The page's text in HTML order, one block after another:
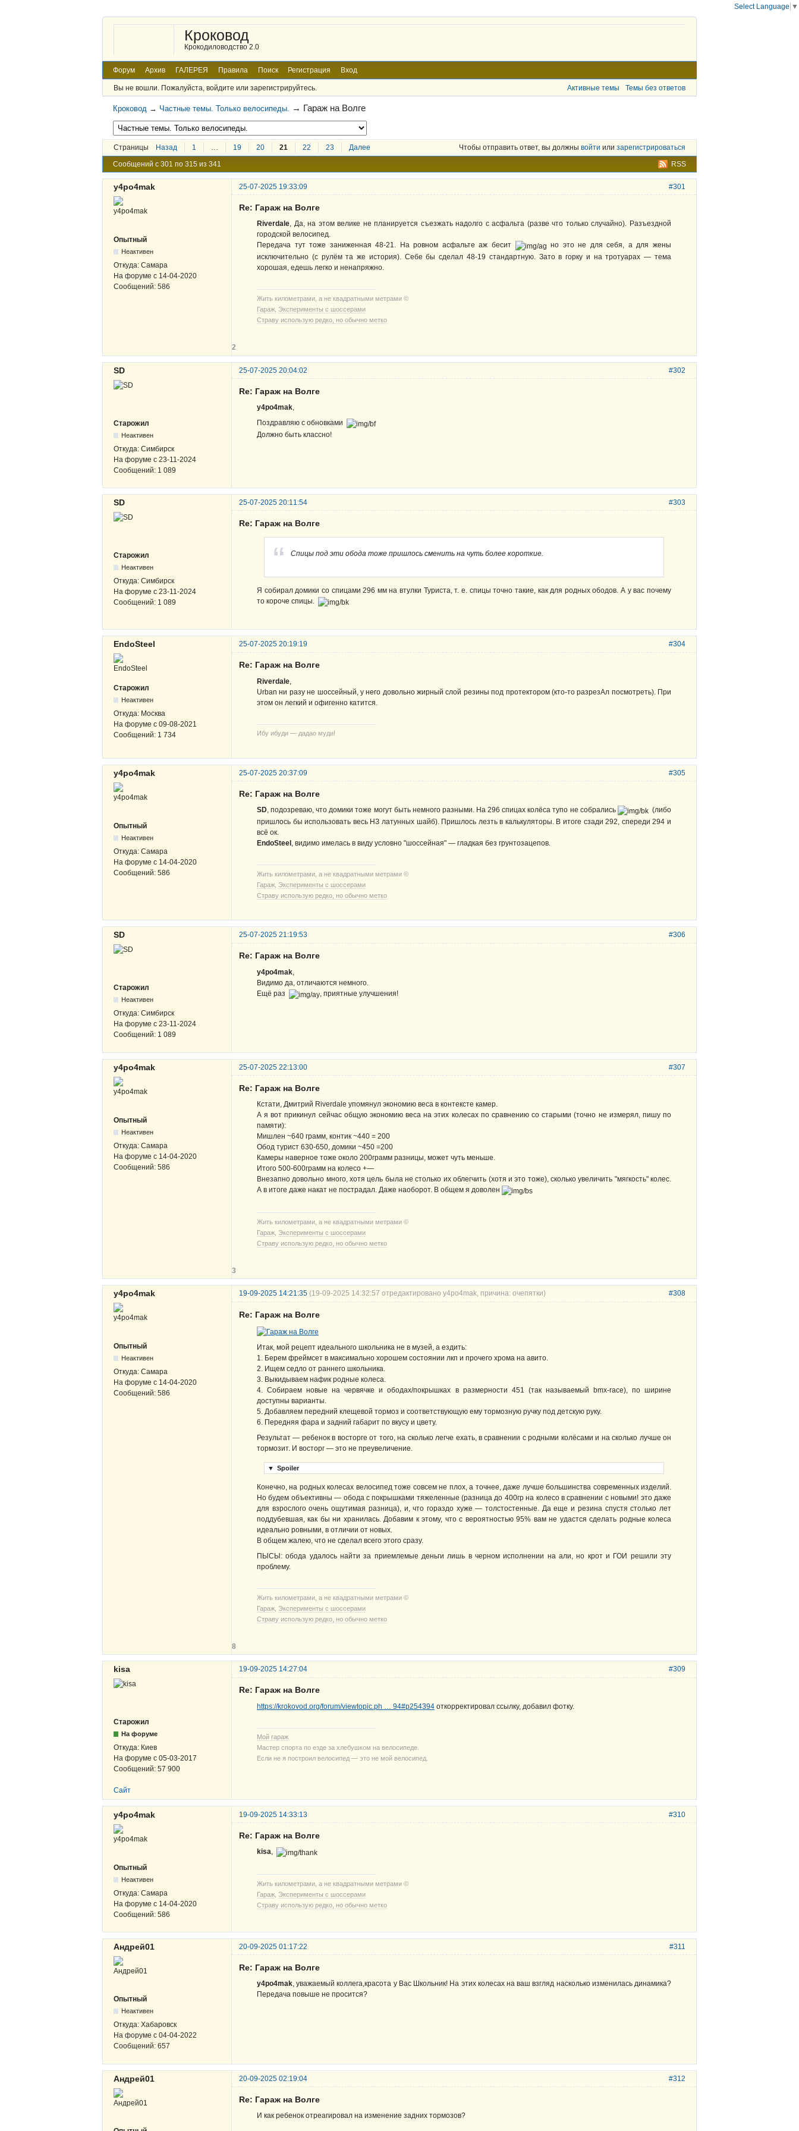
Кроковод
Крокодиловодство 2.0
Форум Архив ГАЛЕРЕЯ Правила Поиск Регистрация Вход
Вы не вошли. Пожалуйста, войдите или зарегистрируйтесь. Активные темы Темы без ответов
Кроковод → Частные темы. Только велосипеды. → Гараж на Волге
Страницы Назад 1 … 19 20 21 22 23 Далее Чтобы отправить ответ, вы должны войти или зарегистрироваться
RSS
Сообщений с 301 по 315 из 341
#301
y4po4mak 25-07-2025 19:33:09
Опытный
Неактивен
Откуда: Самара
На форуме с 14-04-2020
Сообщений: 586
Re: Гараж на Волге
Riverdale, Да, на этом велике не планируется съезжать надолго с асфальта (разве что только случайно). Разъездной
городской велосипед.
Передача тут тоже заниженная 48-21. На ровном асфальте аж бесит
но это не для себя, а для жены
исключительно (с рулём та же история). Себе бы сделал 48-19 стандартную. Зато в горку и на тротуарах — тема
хорошая, едешь легко и ненапряжно.
Жить километрами, а не квадратными метрами ©
Гараж Эксперименты с шоссерами
Страву использую редко, но обычно метко
2
#302
SD 25-07-2025 20:04:02
Старожил
Неактивен
Откуда: Симбирск
На форуме с 23-11-2024
Сообщений: 1 089
Re: Гараж на Волге
y4po4mak,
Поздравляю с обновками
Должно быть классно!
#303
SD 25-07-2025 20:11:54
Старожил
Неактивен
Откуда: Симбирск
На форуме с 23-11-2024
Сообщений: 1 089
Re: Гараж на Волге
Спицы под эти обода тоже пришлось сменить на чуть более короткие.
Я собирал домики со спицами 296 мм на втулки Туриста, т. е. спицы точно такие, как для родных ободов. А у вас почему
то короче спицы.
#304
EndoSteel 25-07-2025 20:19:19
Старожил
Неактивен
Откуда: Москва
На форуме с 09-08-2021
Сообщений: 1 734
Re: Гараж на Волге
Riverdale
Urban ни разу не шоссейный, у него довольно жирный слой резины под протектором (кто-то разрезАл посмотреть). При
этом он легкий и офигенно катится.
Ибу ибуди — дадао муди!
#305
y4po4mak 25-07-2025 20:37:09
Опытный
Неактивен
Откуда: Самара
На форуме с 14-04-2020
Сообщений: 586
Re: Гараж на Волге
SD, подозреваю, что домики тоже могут быть немного разными. На 296 спицах колёса тупо не собрались
(либо
пришлось бы использовать весь НЗ латунных шайб). Пришлось лезть в калькуляторы. В итоге сзади 292, спереди 294 и
всё ок.
EndoSteel , видимо имелась в виду условно "шоссейная" — гладкая без грунтозацепов.
Жить километрами, а не квадратными метрами ©
Гараж Эксперименты с шоссерами
Страву использую редко, но обычно метко
#306
SD 25-07-2025 21:19:53
Старожил
Неактивен
Откуда: Симбирск
На форуме с 23-11-2024
Сообщений: 1 089
Re: Гараж на Волге
y4po4mak
Видимо да, отличаются немного.
Ещё раз
, приятные улучшения!
#307
y4po4mak 25-07-2025 22:13:00
Опытный
Неактивен
Откуда: Самара
На форуме с 14-04-2020
Сообщений: 586
Re: Гараж на Волге
Кстати, Дмитрий Riverdale упомянул экономию веса в контексте камер.
А я вот прикинул сейчас общую экономию веса на этих колесах по сравнению со старыми (точно не измерял, пишу по
памяти):
Мишлен ~640 грамм, контик ~440 = 200
Обод турист 630-650, домики ~450 =200
Камеры наверное тоже около 200грамм разницы, может чуть меньше.
Итого 500-600грамм на колесо +—
Внезапно довольно много, хотя цель была не столько их облегчить (хотя и это тоже), сколько увеличить "мягкость" колес.
А в итоге даже накат не пострадал. Даже наоборот. В общем я доволен
Жить километрами, а не квадратными метрами ©
Гараж Эксперименты с шоссерами
Страву использую редко, но обычно метко
3
#308
y4po4mak 19-09-2025 14:21:35 (19-09-2025 14:32:57 отредактировано y4po4mak, причина: очепятки)
Опытный
Неактивен
Откуда: Самара
На форуме с 14-04-2020
Сообщений: 586
Re: Гараж на Волге
Итак, мой рецепт идеального школьника не в музей, а ездить:
1. Берем фреймсет в максимально хорошем состоянии лкп и прочего хрома на авито.
2. Ищем седло от раннего школьника.
3. Выкидываем нафик родные колеса.
4. Собираем новые на червячке и ободах/покрышках в размерности 451 (так называемый bmx-race), по ширине
доступны варианты.
5. Добавляем передний клещевой тормоз и соответствующую ему тормозную ручку под детскую руку.
6. Передняя фара и задний габарит по вкусу и цвету.
Результат — ребенок в восторге от того, на сколько легче ехать, в сравнении с родными колёсами и на сколько лучше он
тормозит. И восторг — это не преувеличение.
▼ Spoiler
Конечно, на родных колесах велосипед тоже совсем не плох, а точнее, даже лучше большинства современных изделий.
Но будем объективны — обода с покрышками тяжеленные (разница до 400гр на колесо в сравнении с новыми! это даже
для взрослого очень ощутимая разница), и, что гораздо хуже — толстостенные. Да еще и резина спустя столько лет
поддубевшая, как бы ни хранилась. Добавим к этому, что с вероятностью 95% вам не удастся сделать родные колеса
идеально ровными, в отличии от новых.
В общем жалею, что не сделал всего этого сразу.
ПЫСЫ: обода удалось найти за приемлемые деньги лишь в черном исполнении на али, но крот и ГОИ решили эту
проблему.
Жить километрами, а не квадратными метрами ©
Гараж Эксперименты с шоссерами
Страву использую редко, но обычно метко
8
#309
kisa 19-09-2025 14:27:04
Старожил
На форуме
Откуда: Киев
На форуме с 05-03-2017
Сообщений: 57 900
Re: Гараж на Волге
https://krokovod.org/forum/viewtopic.ph … 94#p254394 откорректировал ссылку, добавил фотку.
Мой гараж
Мастер спорта по езде за хлебушком на велосипеде.
Если не я построил велосипед — это не мой велосипед.
Сайт
#310
y4po4mak 19-09-2025 14:33:13
Опытный
Неактивен
Откуда: Самара
На форуме с 14-04-2020
Сообщений: 586
Re: Гараж на Волге
kisa,
Жить километрами, а не квадратными метрами ©
Гараж Эксперименты с шоссерами
Страву использую редко, но обычно метко
#311
Андрей01 20-09-2025 01:17:22
Опытный
Неактивен
Откуда: Хабаровск
На форуме с 04-04-2022
Сообщений: 657
Re: Гараж на Волге
y4po4mak, уважаемый коллега,красота у Вас Школьник! На этих колесах на ваш взгляд насколько изменилась динамика?
Передача повыше не просится?
#312
Андрей01 20-09-2025 02:19:04
Re: Гараж на Волге
И как ребенок отреагировал на изменение задних тормозов?
Select Language ▼